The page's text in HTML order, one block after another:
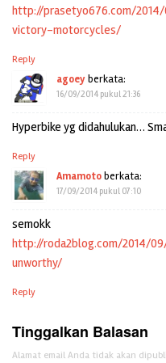
http://prasetyo676.com/
victory-motorcycles/
Reply
agoeyberkata:
16/09/2014 pukul 21:36
Hyperbike yg didahulukan…
Reply
Amamotoberkata:
17/09/2014 pukul 07:10
semokk
http://roda2blog.com/2014/
unworthy/
Reply
Tinggalkan Balasan
Alamat email Anda tidak akan